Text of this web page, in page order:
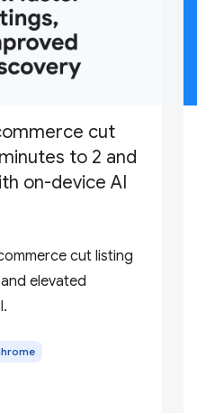
cut
to 2 and
on-device AI
cut listing
elevated